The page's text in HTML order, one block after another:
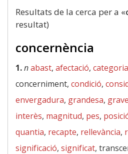
Resultats de la cerca per a «
resultat)
concernència
1.nabast, afectació, categoria
concerniment, condició,
envergadura, grandesa,
interès, magnitud, pes,
quantia, recapte, rellevància,
significació, significat,